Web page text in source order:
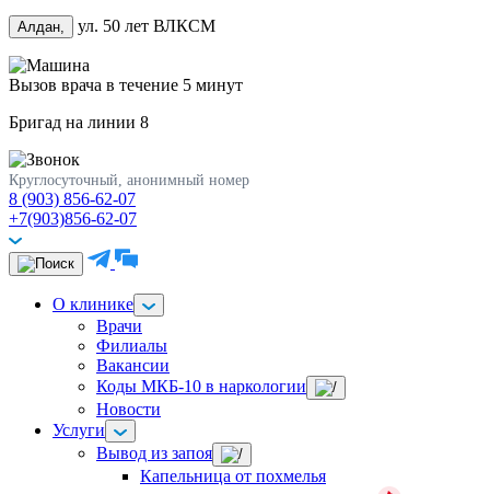
Алдан, ул. 50 лет ВЛКСМ
Вызов врача в течение 5 минут
Бригад на линии 8
Круглосуточный, анонимный номер
8 (903) 856-62-07
+7(903)856-62-07
О клинике
Врачи
Филиалы
Вакансии
Коды МКБ-10 в наркологии
Новости
Услуги
Вывод из запоя
Капельница от похмелья